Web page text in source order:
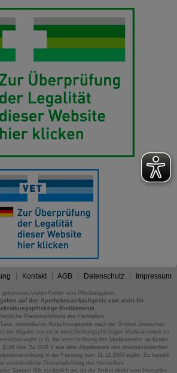
Kontakt AGB Datenschutz Impressum
gekennzeichneten Felder sind Pflichtangaben.
auf den Apothekenverkaufspreis und nicht für
Medikamente.
Preisempfehlung des Herstellers.
verbindlicher Abrechnungspreis nach der Großen Deutschen
bei Abgabe von nicht verschreibungspflichtigen Medikamenten zu
(z.B. bei Verschreibung des Medikaments an Kinder
Abs. 5a SGB V aus dem Abgabepreis des pharmazeutischen
in der Fassung zum 31.12.2003 ergibt. Es handelt
unverbindliche Preisempfehlung des Herstellers.
Summe fällt zusätzlich an, da der Artikel direkt vom Hersteller